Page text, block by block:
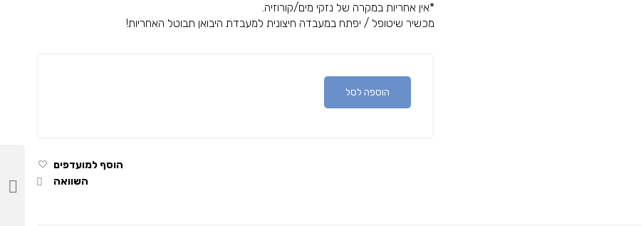
*אין אחריות במקרה של נזקי מים/קורוזיה.
מכשיר שיטופל / יפתח במעבדה חיצונית למעבדת היבואן תבוטל האחריות!
הוספה לסל
הוסף למועדפים
השוואה